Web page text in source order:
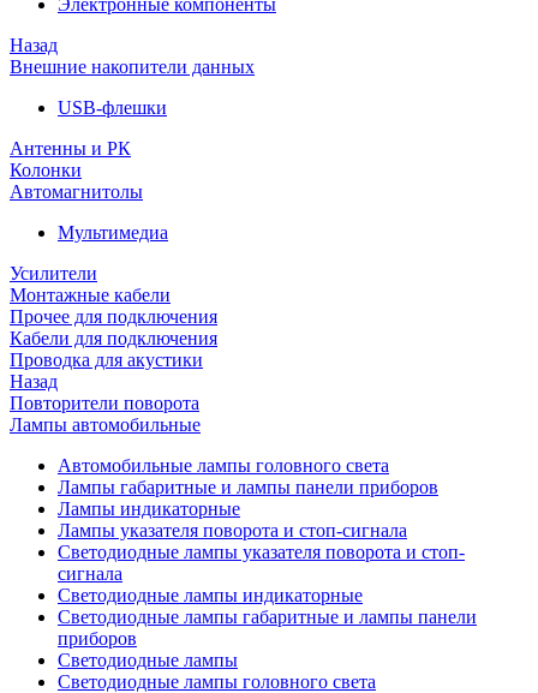
Электронные компоненты
Назад
Внешние накопители данных
USB-флешки
Антенны и РК
Колонки
Автомагнитолы
Мультимедиа
Усилители
Монтажные кабели
Прочее для подключения
Кабели для подключения
Проводка для акустики
Назад
Повторители поворота
Лампы автомобильные
Автомобильные лампы головного света
Лампы габаритные и лампы панели приборов
Лампы индикаторные
Лампы указателя поворота и стоп-сигнала
Светодиодные лампы указателя поворота и стоп-
сигнала
Светодиодные лампы индикаторные
Светодиодные лампы габаритные и лампы панели
приборов
Светодиодные лампы
Светодиодные лампы головного света